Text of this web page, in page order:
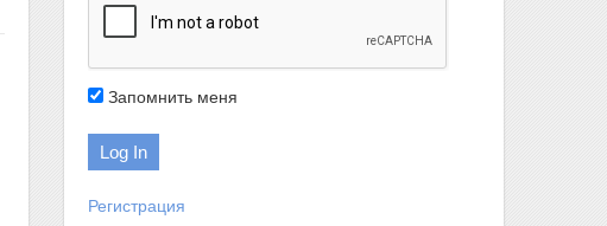
Запомнить меня
Регистрация